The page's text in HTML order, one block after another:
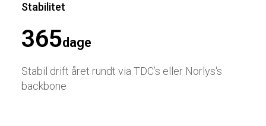
Stabilitet
365dage
Stabil drift året rundt via TDC’s eller Norlys's
backbone